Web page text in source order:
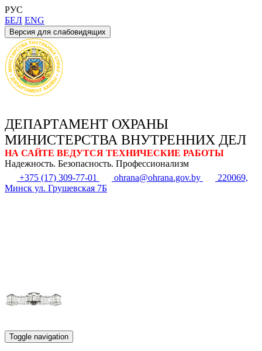
РУС
БЕЛ ENG
Версия для слабовидящих
ДЕПАРТАМЕНТ ОХРАНЫ
МИНИСТЕРСТВА ВНУТРЕННИХ ДЕЛ
НА САЙТЕ ВЕДУТСЯ ТЕХНИЧЕСКИЕ РАБОТЫ
Надежность. Безопасность. Профессионализм
+375 (17) 309-77-01
ohrana@ohrana.gov.by
220069,
Минск ул. Грушевская 7Б
Toggle navigation